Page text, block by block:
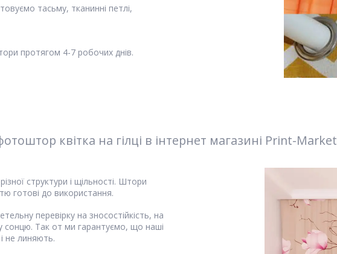
тасьму, тканинні петлі,
протягом 4-7 робочих днів.
квітка на гілці в інтернет магазині Print-Market
структури і щільності. Штори
готові до використання.
перевірку на зносостійкість, на
сонцю. Так от ми гарантуємо, що наші
не линяють.